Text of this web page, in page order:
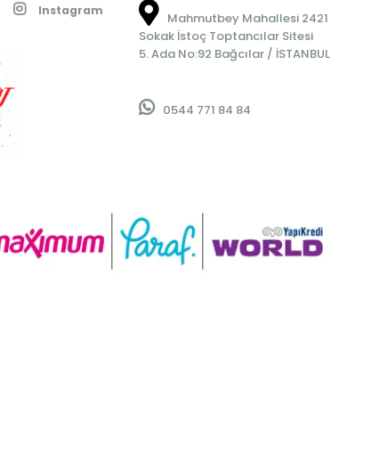
Instagram
Mahmutbey Mahallesi 2421
Sokak İstoç Toptancılar Sitesi
5. Ada No:92 Bağcılar / İSTANBUL
0544 771 84 84